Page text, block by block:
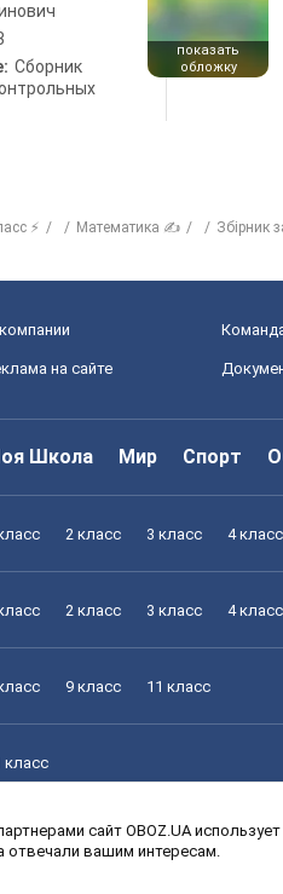
Сборник
показать
обложку
⚡ Математика ✍ Збірник
на сайте
Школа Мир Спорт
2 класс 3 класс 4 класс
2 класс 3 класс 4 класс
9 класс 11 класс
класс
2 класс 3 класс 4 класс
сайт OBOZ.UA
отвечали вашим интересам.